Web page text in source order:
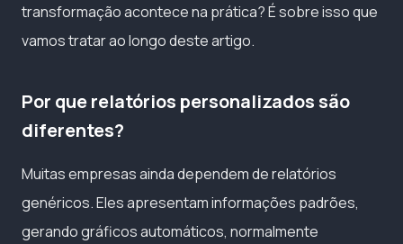
transformação acontece na prática? É sobre isso que
vamos tratar ao longo deste artigo.
Por que relatórios personalizados são
diferentes?
Muitas empresas ainda dependem de relatórios
genéricos. Eles apresentam informações padrões,
gerando gráficos automáticos, normalmente